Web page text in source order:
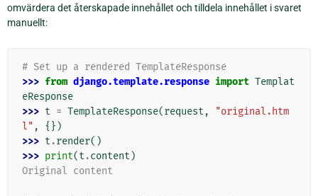
omvärdera det återskapade innehållet och tilldela innehållet i svaret
manuellt:
# Set up a rendered TemplateResponse
>>> from django.template.response import Templat
eResponse
>>> t = TemplateResponse(request ,
"original.htm
l" ,
{})
>>> t .render()
>>> print(t .content )
Original content